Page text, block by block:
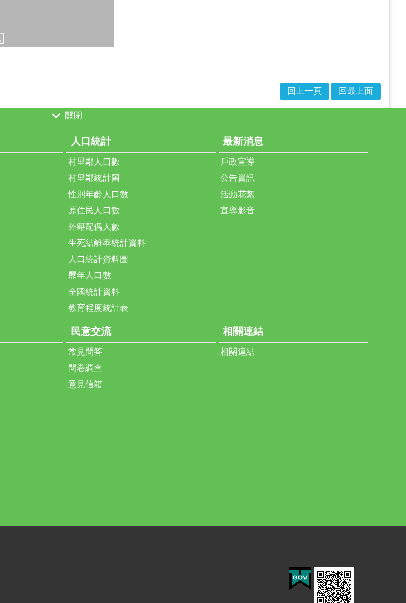
回上一頁 回最上面
關閉
人口統計
村里鄰人口數
村里鄰統計圖
性別年齡人口數
原住民人口數
外籍配偶人數
生死結離率統計資料
人口統計資料圖
歷年人口數
全國統計資料
教育程度統計表
最新消息
戶政宣導
公告資訊
活動花絮
宣導影音
民意交流
常見問答
問卷調查
意見信箱
相關連結
相關連結